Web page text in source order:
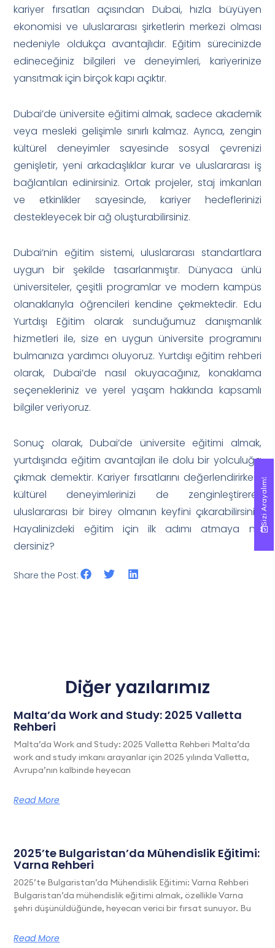
kariyer fırsatları açısından Dubai, hızla büyüyen
ekonomisi ve uluslararası şirketlerin merkezi olması
nedeniyle oldukça avantajlıdır. Eğitim sürecinizde
edineceğiniz bilgileri ve deneyimleri, kariyerinize
yansıtmak için birçok kapı açıktır.
Dubai’de üniversite eğitimi almak, sadece akademik
veya mesleki gelişimle sınırlı kalmaz. Ayrıca, zengin
kültürel deneyimler sayesinde sosyal çevrenizi
genişletir, yeni arkadaşlıklar kurar ve uluslararası iş
bağlantıları edinirsiniz. Ortak projeler, staj imkanları
ve etkinlikler sayesinde, kariyer hedeflerinizi
destekleyecek bir ağ oluşturabilirsiniz.
Dubai’nin eğitim sistemi, uluslararası standartlara
uygun bir şekilde tasarlanmıştır. Dünyaca ünlü
üniversiteler, çeşitli programlar ve modern kampüs
olanaklarıyla öğrencileri kendine çekmektedir. Edu
Yurtdışı Eğitim olarak sunduğumuz danışmanlık
hizmetleri ile, size en uygun üniversite programını
bulmanıza yardımcı oluyoruz. Yurtdışı eğitim rehberi
olarak, Dubai’de nasıl okuyacağınız, konaklama
seçenekleriniz ve yerel yaşam hakkında kapsamlı
bilgiler veriyoruz.
Sonuç olarak, Dubai’de üniversite eğitimi almak,
yurtdışında eğitim avantajları ile dolu bir yolculuğa
çıkmak demektir. Kariyer fırsatlarını değerlendirirken,
kültürel deneyimlerinizi de zenginleştirerek
uluslararası bir birey olmanın keyfini çıkarabilirsiniz.
Hayalinizdeki eğitim için ilk adımı atmaya ne
dersiniz?
Share the Post:
Diğer yazılarımız
Malta’da Work and Study: 2025 Valletta
Rehberi
Malta’da Work and Study: 2025 Valletta Rehberi Malta’da
work and study imkanı arayanlar için 2025 yılında Valletta,
Avrupa’nın kalbinde heyecan
Read More
2025’te Bulgaristan’da Mühendislik Eğitimi:
Varna Rehberi
2025’te Bulgaristan’da Mühendislik Eğitimi: Varna Rehberi
Bulgaristan’da mühendislik eğitimi almak, özellikle Varna
şehri düşünüldüğünde, heyecan verici bir fırsat sunuyor. Bu
Read More
Sizi Arayalım!
Sizi Arayalım!